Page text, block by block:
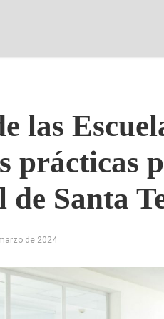
las
prácticas
de Santa
de 2024